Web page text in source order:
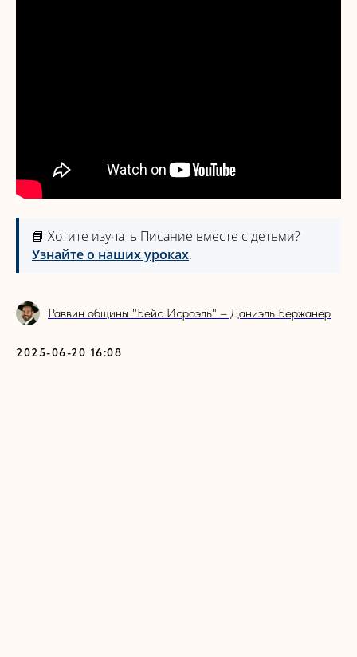
📘 Хотите изучать Писание вместе с детьми?
Узнайте о наших уроках.
Раввин общины "Бейс Исроэль" – Даниэль Бержанер
2025-06-20 16:08